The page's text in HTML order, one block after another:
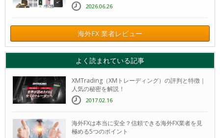
2026.06.26
海外FX 業者レビュー
よく読まれている記事
XMTrading（XMトレーディング）の評判と特徴｜
人気の秘密を解説！
2017.02.16
海外FXは本当に安全？信頼できる海外FX業者を見
極める5つのポイント